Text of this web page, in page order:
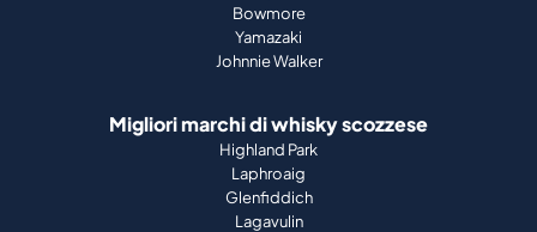
Bowmore
Yamazaki
Johnnie Walker
Migliori marchi di whisky scozzese
Highland Park
Laphroaig
Glenfiddich
Lagavulin